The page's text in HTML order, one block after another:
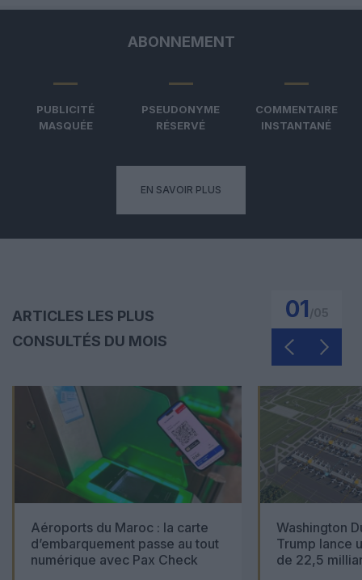
ABONNEMENT
PUBLICITÉ
MASQUÉE
PSEUDONYME
RÉSERVÉ
COMMENTAIRE
INSTANTANÉ
EN SAVOIR PLUS
ARTICLES LES PLUS
CONSULTÉS DU MOIS
01
Aéroports du Maroc : la carte
d’embarquement passe au tout
numérique avec Pax Check
Washington
Trump lance
de 22,5